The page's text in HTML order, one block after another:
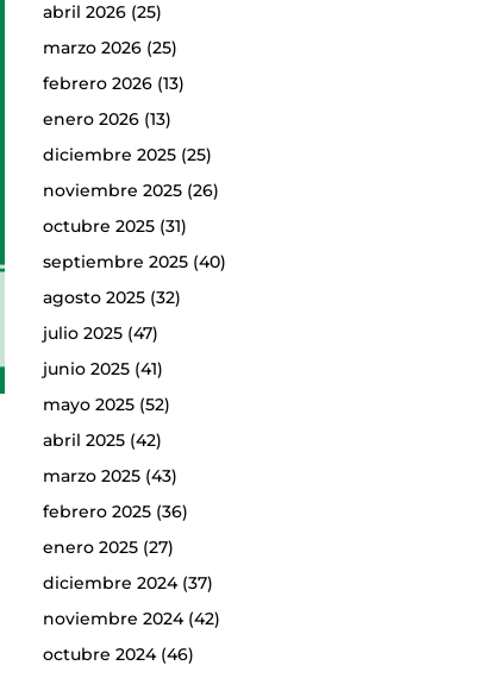
abril 2026(25)
marzo 2026(25)
febrero 2026(13)
enero 2026(13)
diciembre 2025(25)
noviembre 2025(26)
octubre 2025(31)
septiembre 2025(40)
agosto 2025(32)
julio 2025(47)
junio 2025(41)
mayo 2025(52)
abril 2025(42)
marzo 2025(43)
febrero 2025(36)
enero 2025(27)
diciembre 2024(37)
noviembre 2024(42)
octubre 2024(46)